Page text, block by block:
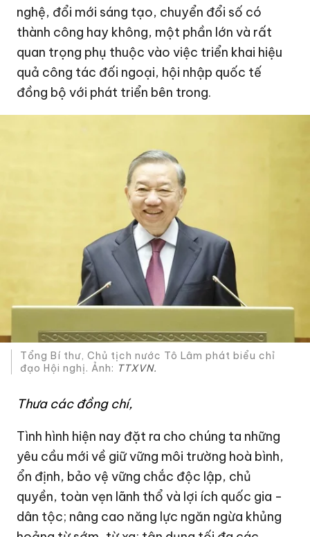
nghệ, đổi mới sáng tạo, chuyển đổi số có
thành công hay không, một phần lớn và rất
quan trọng phụ thuộc vào việc triển khai hiệu
quả công tác đối ngoại, hội nhập quốc tế
đồng bộ với phát triển bên trong.
Tổng Bí thư, Chủ tịch nước Tô Lâm phát biểu chỉ
đạo Hội nghị. Ảnh: TTXVN.
Thưa các đồng chí,
Tình hình hiện nay đặt ra cho chúng ta những
yêu cầu mới về giữ vững môi trường hoà bình,
ổn định, bảo vệ vững chắc độc lập, chủ
quyền, toàn vẹn lãnh thổ và lợi ích quốc gia -
dân tộc; nâng cao năng lực ngăn ngừa khủng